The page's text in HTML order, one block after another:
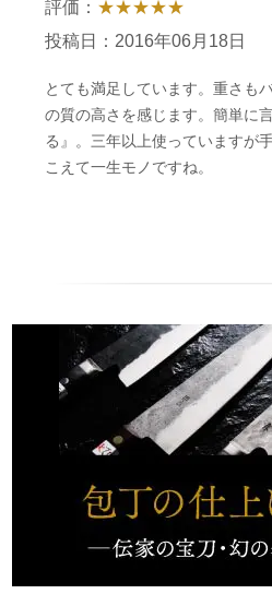
評価： ★★★★★
投稿日：2016年06月18日
とても満足しています。重さも
の質の高さを感じます。簡単に
る』。三年以上使っていますが
こえて一生モノですね。